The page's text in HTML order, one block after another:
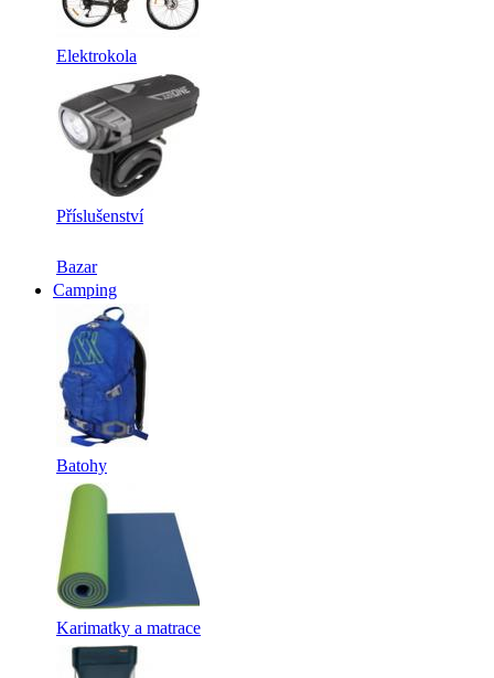
Elektrokola
Příslušenství
Bazar
Camping
Batohy
Karimatky a matrace